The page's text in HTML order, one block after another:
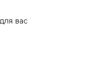
вас